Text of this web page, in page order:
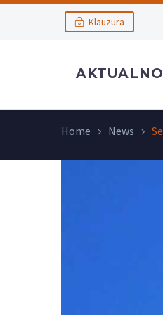
Klauzura
Home News